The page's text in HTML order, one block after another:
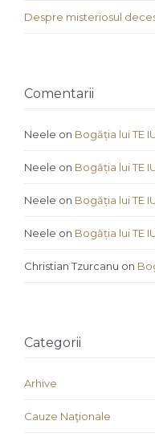
Despre misteriosul
Comentarii
Neele on Bogăția lui TE
Neele on Bogăția lui TE
Neele on Bogăția lui TE
Neele on Bogăția lui TE
Christian Tzurcanu on
Categorii
Arhive
Cauze Naţionale